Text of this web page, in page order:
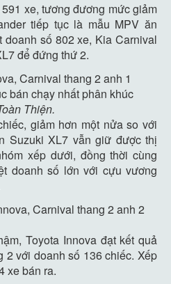
xe, tương đương mức giảm
tiếp tục là mẫu MPV ăn
số 802 xe, Kia Carnival
để đứng thứ 2.
bán chạy nhất phân khúc
Thiện.
giảm hơn một nửa so với
Suzuki XL7 vẫn giữ được thị
xếp dưới, đồng thời cùng
doanh số lớn với cựu vương
Toyota Innova đạt kết quả
2 với doanh số 136 chiếc. Xếp
xe bán ra.